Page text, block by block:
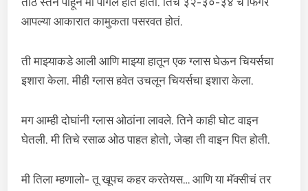
आपल्या आकारात कामुकता पसरवत होतं.
ती माझ्याकडे आली आणि माझ्या हातून एक ग्लास घेऊन चियर्सचा
इशारा केला. मीही ग्लास हवेत उचलून चियर्सचा इशारा केला.
मग आम्ही दोघांनी ग्लास ओठांना लावले. तिने काही घोट वाइन
घेतली. मी तिचे रसाळ ओठ पाहत होतो, जेव्हा ती वाइन पित होती.
मी तिला म्हणालो- तू खूपच कहर करतेयस… आणि या मॅक्सीचं तर